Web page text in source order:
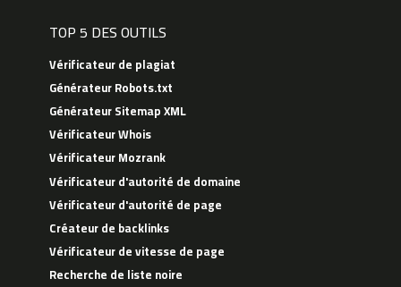
TOP 5 DES OUTILS
Vérificateur de plagiat
Générateur Robots.txt
Générateur Sitemap XML
Vérificateur Whois
Vérificateur Mozrank
Vérificateur d'autorité de domaine
Vérificateur d'autorité de page
Créateur de backlinks
Vérificateur de vitesse de page
Recherche de liste noire